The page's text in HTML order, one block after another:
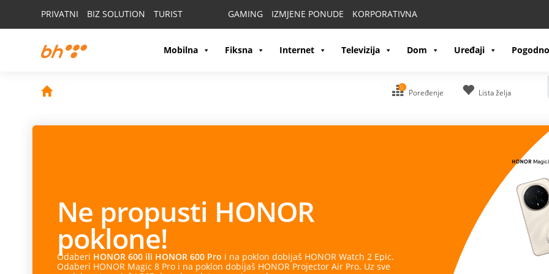
PRIVATNI BIZ SOLUTION TURIST GAMING IZMJENE PONUDE KORPORATIVNA
Mobilna Fiksna Internet Televizija Dom Uređaji
0
Poređenje Lista želja
Ne propusti HONOR
poklone!
Odaberi HONOR 600 ili HONOR 600 Pro i na poklon dobijaš HONOR Watch 2 Epic.
Odaberi HONOR Magic 8 Pro i na poklon dobijaš HONOR Projector Air Pro. Uz sve